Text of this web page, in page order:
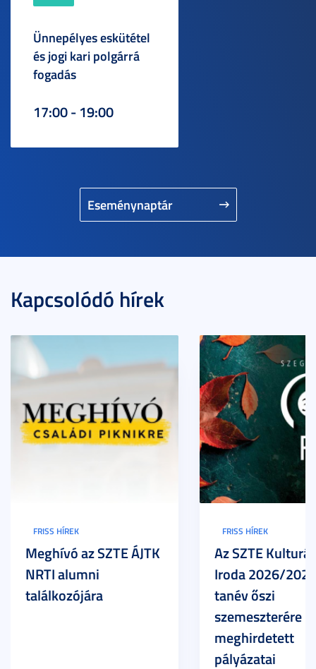
Eseménynaptár
Ünnepélyes eskütétel
és jogi kari polgárrá
fogadás
17:00 - 19:00
Kapcsolódó hírek
FRISS HÍREK
Meghívó az SZTE ÁJTK
NRTI alumni
találkozójára
FRISS HÍREK
Az SZTE
Iroda 2026/
tanév őszi
szemeszterére
meghirdetett
pályázatai